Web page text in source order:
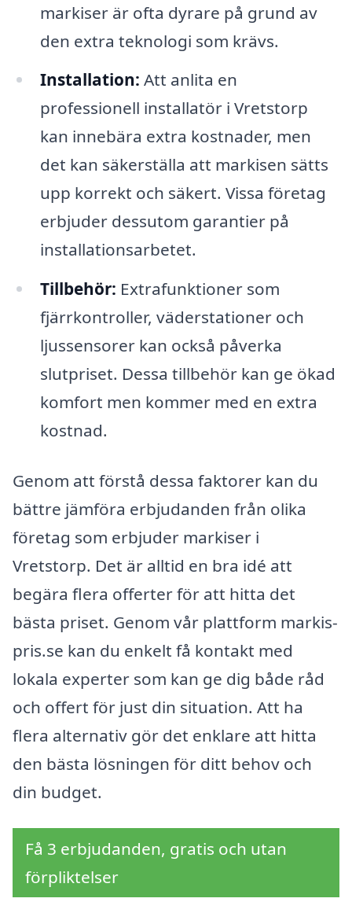
markiser är ofta dyrare på grund av
den extra teknologi som krävs.
Installation: Att anlita en
professionell installatör i Vretstorp
kan innebära extra kostnader, men
det kan säkerställa att markisen sätts
upp korrekt och säkert. Vissa företag
erbjuder dessutom garantier på
installationsarbetet.
Tillbehör: Extrafunktioner som
fjärrkontroller, väderstationer och
ljussensorer kan också påverka
slutpriset. Dessa tillbehör kan ge ökad
komfort men kommer med en extra
kostnad.
Genom att förstå dessa faktorer kan du
bättre jämföra erbjudanden från olika
företag som erbjuder markiser i
Vretstorp. Det är alltid en bra idé att
begära flera offerter för att hitta det
bästa priset. Genom vår plattform markis-
pris.se kan du enkelt få kontakt med
lokala experter som kan ge dig både råd
och offert för just din situation. Att ha
flera alternativ gör det enklare att hitta
den bästa lösningen för ditt behov och
din budget.
Få 3 erbjudanden, gratis och utan
förpliktelser